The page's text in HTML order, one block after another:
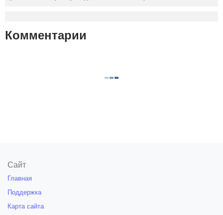
Комментарии
Сайт
Главная
Поддержка
Карта сайта